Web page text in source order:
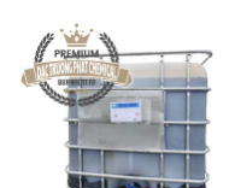
Chất tạo bọt Las P Tico Tank
IBC Bồn Việt Nam